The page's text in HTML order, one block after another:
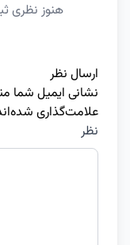
هنوز نظری
ارسال نظر
نشانی ایمیل شما
علامت‌گذاری
نظر